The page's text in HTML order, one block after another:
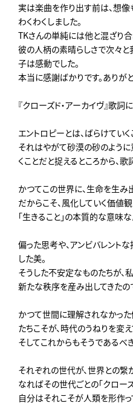
実は楽曲を作り出す前は、想像
わくわくしました。
TKさんの単純には他と混ざり
彼の人柄の素晴らしさで次々と
子は感動でした。
本当に感謝ばかりです。ありが
『クローズド・アーカイヴ』歌詞
エントロピーとは、ばらけていく
それはやがて砂漠の砂のよう
くことだと捉えるところから、歌
かつてこの世界に、生命を生み
だからこそ、風化していく価値
「生きること」の本質的な意味
偏った思考や、アンビバレントな
した美。
そうした不安定なものたちが、
新たな秩序を産み出してきたの
かつて世間に理解されなかっ
たちこそが、時代のうねりを変え
そしてこれからもそうであるべ
それぞれの世代が、世界との繋
なればその世代ごとの「クローズ
自分はそれこそが人類を形作っ